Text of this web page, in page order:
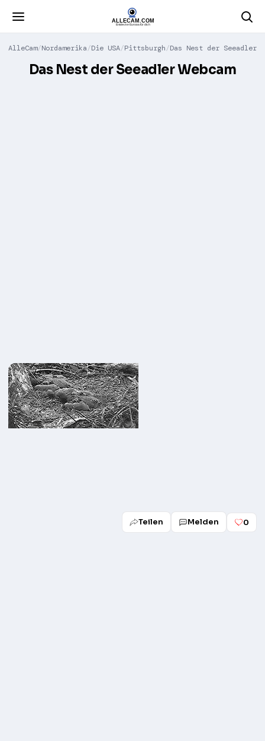
AlleCam Nordamerika Die USA Pittsburgh Das Nest der Seeadler
Das Nest der Seeadler Webcam
Teilen Melden 0